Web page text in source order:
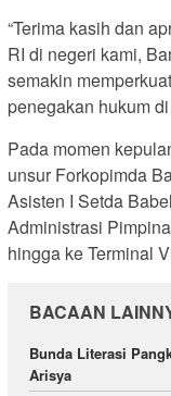
“Terima kasih dan
RI di negeri kami,
semakin
penegakan hukum
Pada momen
unsur Forkopimda
Asisten I Setda
Administrasi
hingga ke Terminal
BACAAN
Bunda Literasi
Arisya